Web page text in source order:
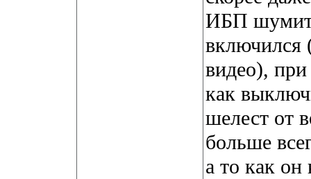
ИБП
включился
видео),
как
шелест от
больше
а то как он